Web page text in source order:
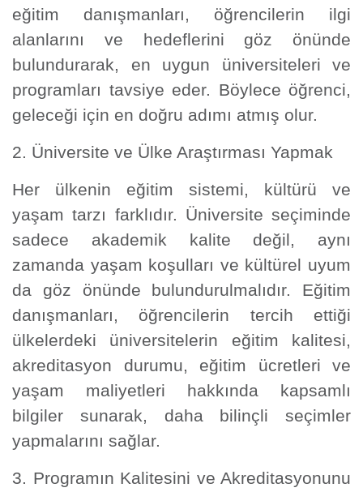
eğitim danışmanları, öğrencilerin ilgi
alanlarını ve hedeflerini göz önünde
bulundurarak, en uygun üniversiteleri ve
programları tavsiye eder. Böylece öğrenci,
geleceği için en doğru adımı atmış olur.
2. Üniversite ve Ülke Araştırması Yapmak
Her ülkenin eğitim sistemi, kültürü ve
yaşam tarzı farklıdır. Üniversite seçiminde
sadece akademik kalite değil, aynı
zamanda yaşam koşulları ve kültürel uyum
da göz önünde bulundurulmalıdır. Eğitim
danışmanları, öğrencilerin tercih ettiği
ülkelerdeki üniversitelerin eğitim kalitesi,
akreditasyon durumu, eğitim ücretleri ve
yaşam maliyetleri hakkında kapsamlı
bilgiler sunarak, daha bilinçli seçimler
yapmalarını sağlar.
3. Programın Kalitesini ve Akreditasyonunu